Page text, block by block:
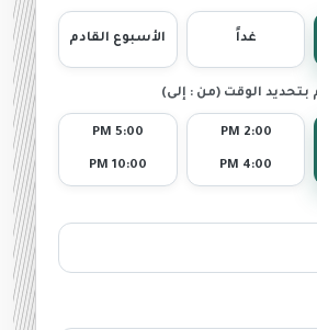
غداً الأسبوع القادم
بتحديد الوقت (من : إلى)
2:00 PM
4:00 PM
5:00 PM
10:00 PM